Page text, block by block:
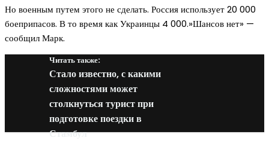
Но военным путем этого не сделать. Россия использует 20 000
боеприпасов. В то время как Украинцы 4 000.»Шансов нет» —
сообщил Марк.
Читать также:
Стало известно, с какими
сложностями может
столкнуться турист при
подготовке поездки в
Стамбул